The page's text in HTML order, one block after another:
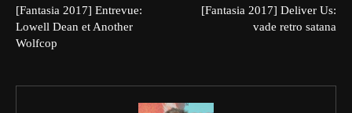
[Fantasia 2017] Entrevue:
Lowell Dean et Another
Wolfcop
[Fantasia 2017] Deliver Us:
vade retro satana